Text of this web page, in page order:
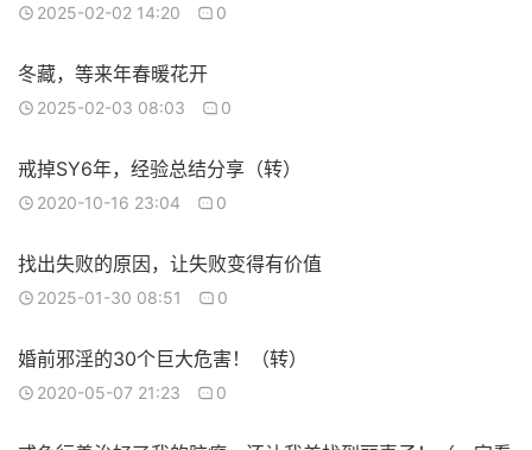
2025-02-02 14:20 0
冬藏，等来年春暖花开
2025-02-03 08:03 0
戒掉SY6年，经验总结分享（转）
2020-10-16 23:04 0
找出失败的原因，让失败变得有价值
2025-01-30 08:51 0
婚前邪淫的30个巨大危害！（转）
2020-05-07 21:23 0